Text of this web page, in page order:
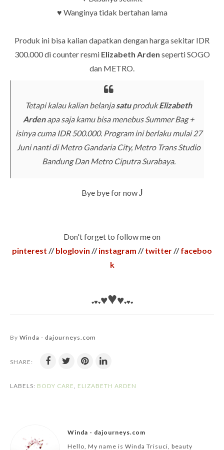
♥ Wanginya tidak bertahan lama
Produk ini bisa kalian dapatkan dengan harga sekitar IDR
300.000 di counter resmi Elizabeth Arden seperti SOGO
dan METRO.
Tetapi kalau kalian belanjasatuprodukElizabeth
Ardenapa saja kamu bisa menebus Summer Bag +
isinya cuma IDR 500.000. Program ini berlaku mulai 27
Juni nanti di Metro Gandaria City, Metro Trans Studio
Bandung Dan Metro Ciputra Surabaya.
Bye bye for nowJ
Don't forget to follow me on
pinterest //bloglovin //instagram //twitter //faceboo
k
♥♥♥♥♥♥♥♥♥
By Winda - dajourneys.com
SHARE:
LABELS: BODY CARE, ELIZABETH ARDEN
Winda - dajourneys.com
Hello, My name is Winda Trisuci, beauty